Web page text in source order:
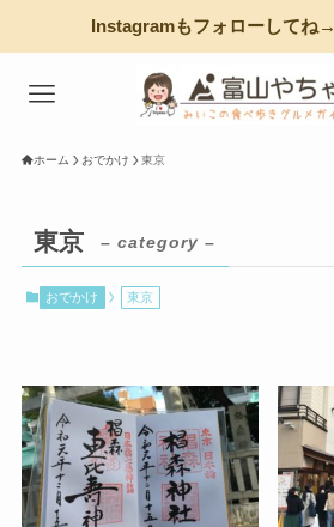
Instagramもフォローしてね→
ホーム おでかけ 東京
東京 – category –
おでかけ 東京